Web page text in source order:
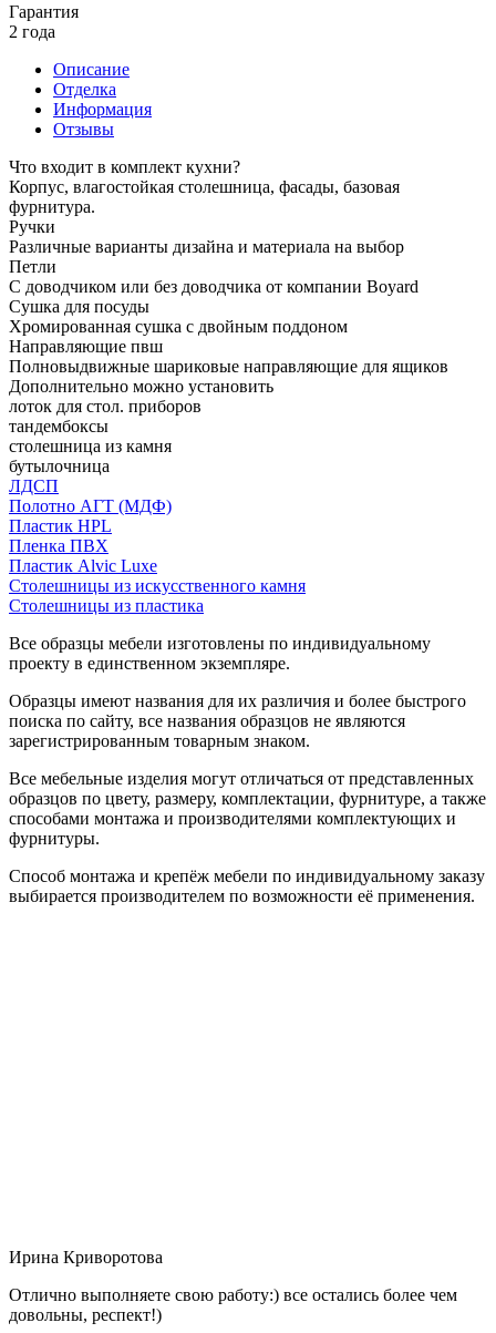
Гарантия
2 года
Описание
Отделка
Информация
Отзывы
Что входит в комплект кухни?
Корпус, влагостойкая столешница, фасады, базовая
фурнитура.
Ручки
Различные варианты дизайна и материала на выбор
Петли
С доводчиком или без доводчика от компании Boyard
Сушка для посуды
Хромированная сушка с двойным поддоном
Направляющие пвш
Полновыдвижные шариковые направляющие для ящиков
Дополнительно можно установить
лоток для стол. приборов
тандембоксы
столешница из камня
бутылочница
ЛДСП
Полотно АГТ (МДФ)
Пластик HPL
Пленка ПВХ
Пластик Alvic Luxe
Столешницы из искусственного камня
Столешницы из пластика
Все образцы мебели изготовлены по индивидуальному
проекту в единственном экземпляре.
Образцы имеют названия для их различия и более быстрого
поиска по сайту, все названия образцов не являются
зарегистрированным товарным знаком.
Все мебельные изделия могут отличаться от представленных
образцов по цвету, размеру, комплектации, фурнитуре, а также
способами монтажа и производителями комплектующих и
фурнитуры.
Способ монтажа и крепёж мебели по индивидуальному заказу
выбирается производителем по возможности её применения.
Ирина Криворотова
Отлично выполняете свою работу:) все остались более чем
довольны, респект!)